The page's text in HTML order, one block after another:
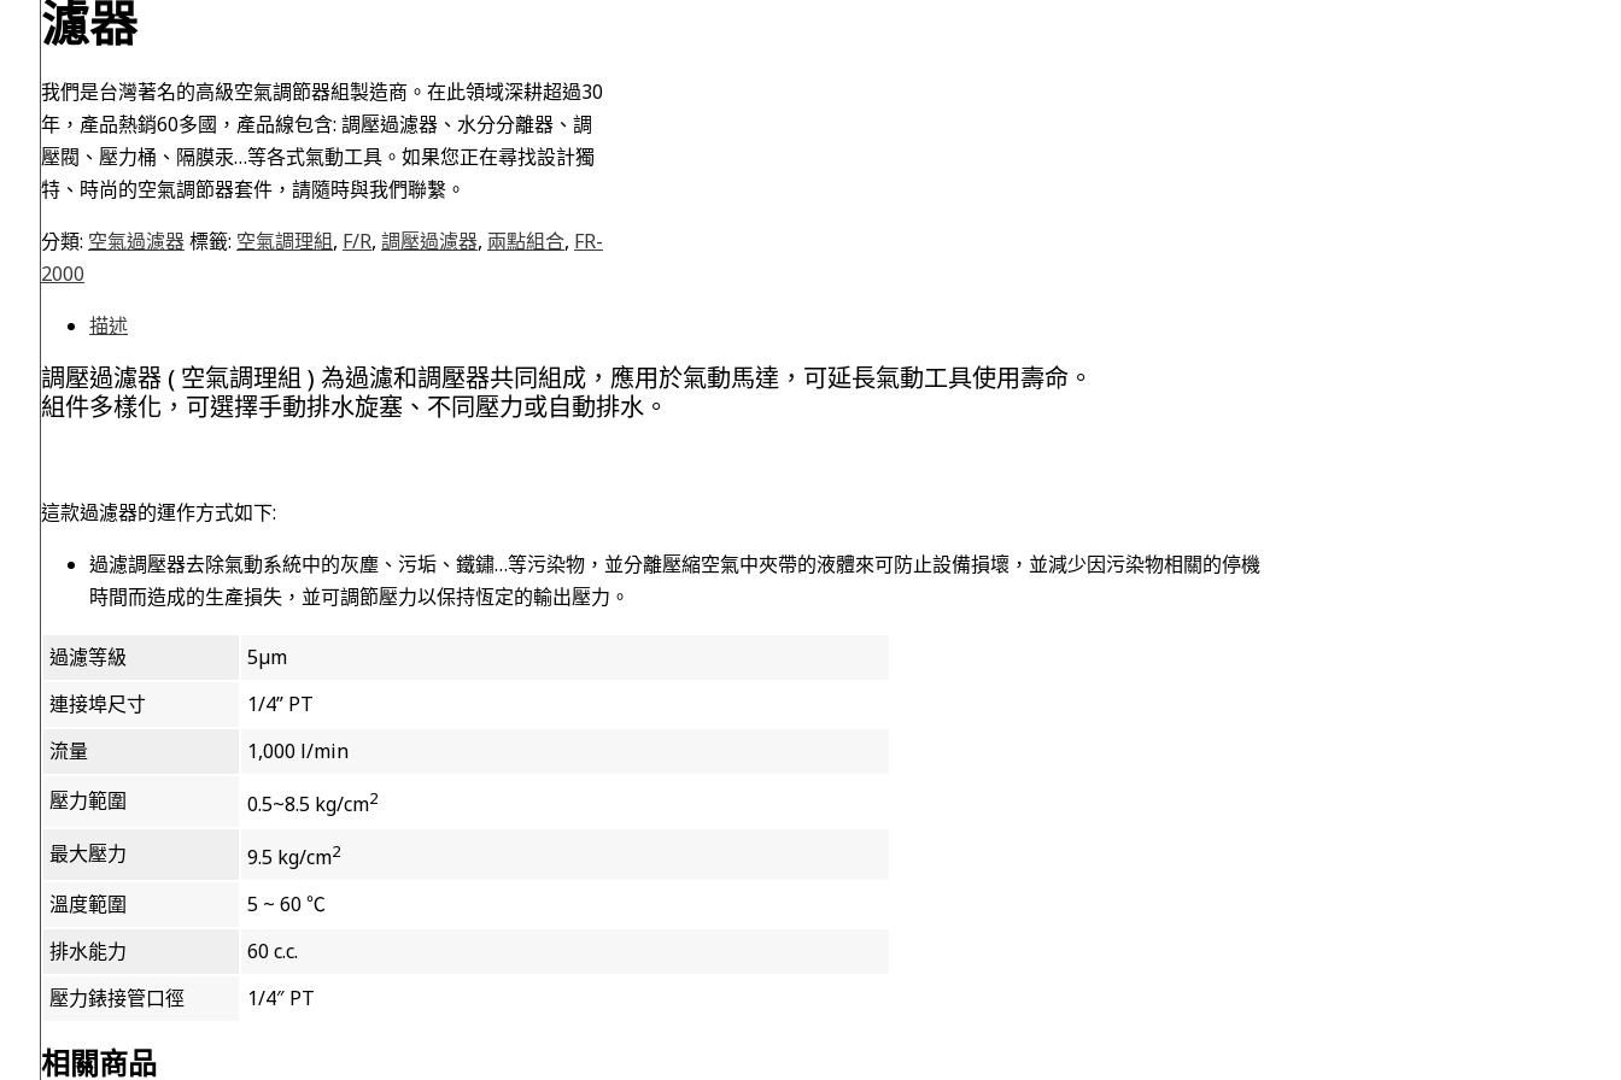
濾器
我們是台灣著名的高級空氣調節器組製造商。在此領域深耕超過30
年，產品熱銷60多國，產品線包含: 調壓過濾器、水分分離器、調
壓閥、壓力桶、隔膜汞…等各式氣動工具。如果您正在尋找設計獨
特、時尚的空氣調節器套件，請隨時與我們聯繫。
分類: 空氣過濾器標籤: 空氣調理組, F/R, 調壓過濾器, 兩點組合, FR-
2000
描述
調壓過濾器 ( 空氣調理組 ) 為過濾和調壓器共同組成，應用於氣動馬達，可延長氣動工具使用壽命。
組件多樣化，可選擇手動排水旋塞、不同壓力或自動排水。
這款過濾器的運作方式如下:
過濾調壓器去除氣動系統中的灰塵、污垢、鐵鏽…等污染物，並分離壓縮空氣中夾帶的液體來可防止設備損壞，並減少因污染物相關的停機
時間而造成的生產損失，並可調節壓力以保持恆定的輸出壓力。
過濾等級
5µm
連接埠尺寸
1/4” PT
流量
1,000 l/min
壓力範圍
0.5~8.5 kg/cm2
最大壓力 9.5 kg/cm2
溫度範圍
5 ~ 60 ℃
排水能力
60 c.c.
壓力錶接管口徑
1/4″ PT
相關商品